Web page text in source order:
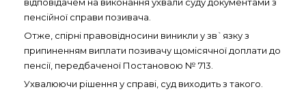
пенсійної справи позивача.
Отже, спірні правовідносини виникли у зв`язку з
припиненням виплати позивачу щомісячної доплати до
пенсії, передбаченої Постановою № 713.
Ухвалюючи рішення у справі, суд виходить з такого.